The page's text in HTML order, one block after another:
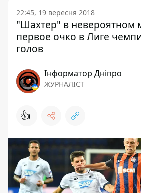
22:45, 19 вересня 2018
"Шахтер" в невероятном
первое очко в Лиге
голов
Інформатор Дніпро
ЖУРНАЛІСТ
👍